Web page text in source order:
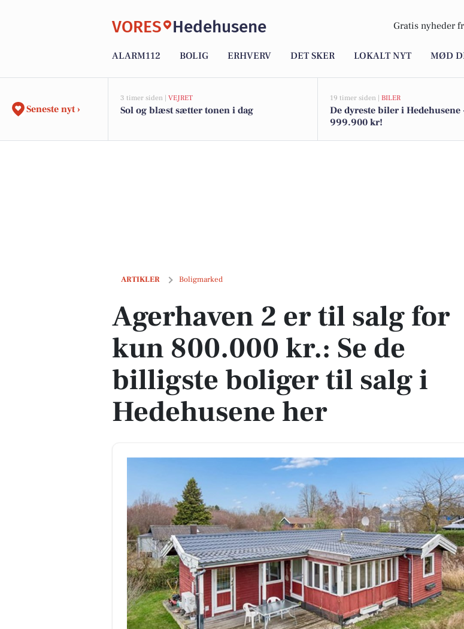
VORES Hedehusene Gratis nyheder
ALARM112 BOLIG ERHVERV DET SKER LOKALT NYT MØD
Seneste nyt ›
3 timer siden | VEJRET
Sol og blæst sætter tonen i dag
19 timer siden | BILER
De dyreste biler i
999.900 kr!
ARTIKLER Boligmarked
Agerhaven 2 er til salg for kun 800.000 kr.: Se de billigste boliger til salg i Hedehusene her
Agerhaven 2 er til salg for
kun 800.000 kr.: Se de
billigste boliger til salg i
Hedehusene her